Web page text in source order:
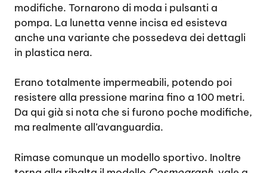
modifiche. Tornarono di moda i pulsanti a
pompa. La lunetta venne incisa ed esisteva
anche una variante che possedeva dei dettagli
in plastica nera.
Erano totalmente impermeabili, potendo poi
resistere alla pressione marina fino a 100 metri.
Da qui già si nota che si furono poche modifiche,
ma realmente all’avanguardia.
Rimase comunque un modello sportivo. Inoltre